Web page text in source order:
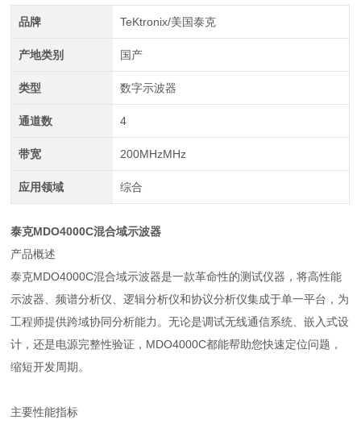
品牌 TeKtronix/美国泰克
产地类别 国产
类型 数字示波器
通道数 4
带宽 200MHzMHz
应用领域 综合
泰克MDO4000C混合域示波器
产品概述
泰克MDO4000C混合域示波器是一款革命性的测试仪器，将高性能
示波器、频谱分析仪、逻辑分析仪和协议分析仪集成于单一平台，为
工程师提供跨域协同分析能力。无论是调试无线通信系统、嵌入式设
计，还是电源完整性验证，MDO4000C都能帮助您快速定位问题，
缩短开发周期。
主要性能指标